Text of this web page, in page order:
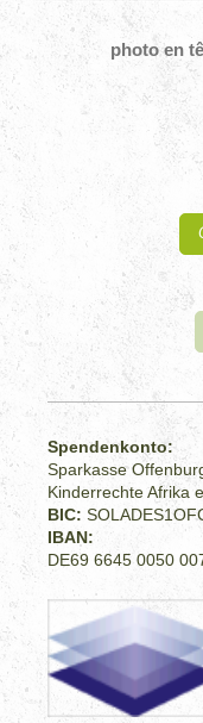
photo en
Spendenkonto:
Sparkasse
Kinderrechte Afrika
BIC:
IBAN:
DE69 6645 0050